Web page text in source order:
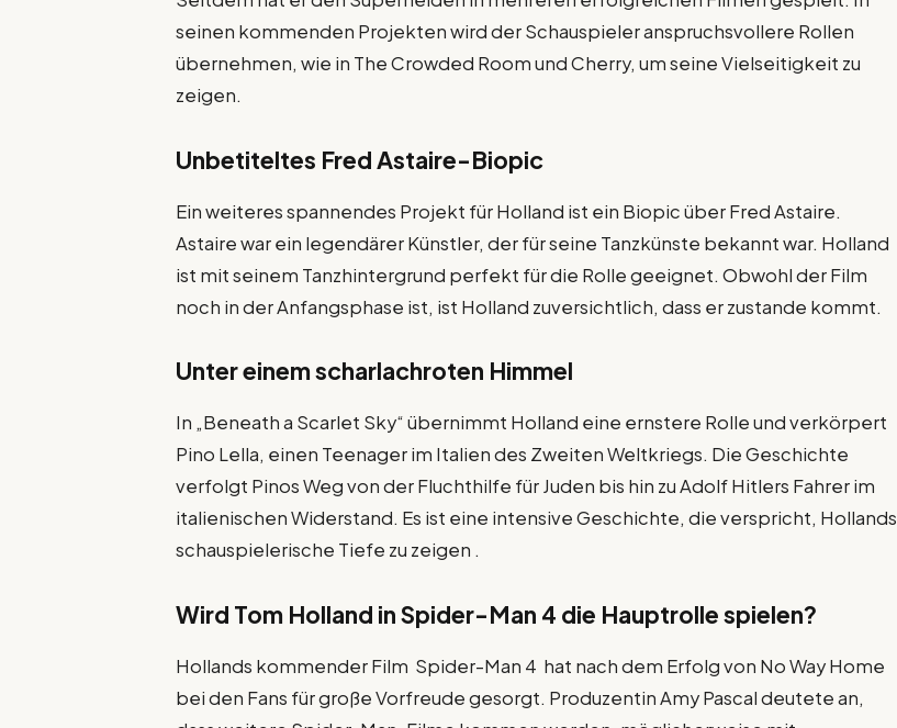
seinen kommenden Projekten wird der Schauspieler anspruchsvollere Rollen
übernehmen, wie in The Crowded Room und Cherry, um seine Vielseitigkeit zu
zeigen.
Unbetiteltes Fred Astaire-Biopic
Ein weiteres spannendes Projekt für Holland ist ein Biopic über Fred Astaire.
Astaire war ein legendärer Künstler, der für seine Tanzkünste bekannt war. Holland
ist mit seinem Tanzhintergrund perfekt für die Rolle geeignet. Obwohl der Film
noch in der Anfangsphase ist, ist Holland zuversichtlich, dass er zustande kommt.
Unter einem scharlachroten Himmel
In „Beneath a Scarlet Sky“ übernimmt Holland eine ernstere Rolle und verkörpert
Pino Lella, einen Teenager im Italien des Zweiten Weltkriegs. Die Geschichte
verfolgt Pinos Weg von der Fluchthilfe für Juden bis hin zu Adolf Hitlers Fahrer im
italienischen Widerstand. Es ist eine intensive Geschichte, die verspricht, Hollands
schauspielerische Tiefe zu zeigen .
Wird Tom Holland in Spider-Man 4 die Hauptrolle spielen?
Hollands kommender Film Spider-Man 4 hat nach dem Erfolg von No Way Home
bei den Fans für große Vorfreude gesorgt. Produzentin Amy Pascal deutete an,